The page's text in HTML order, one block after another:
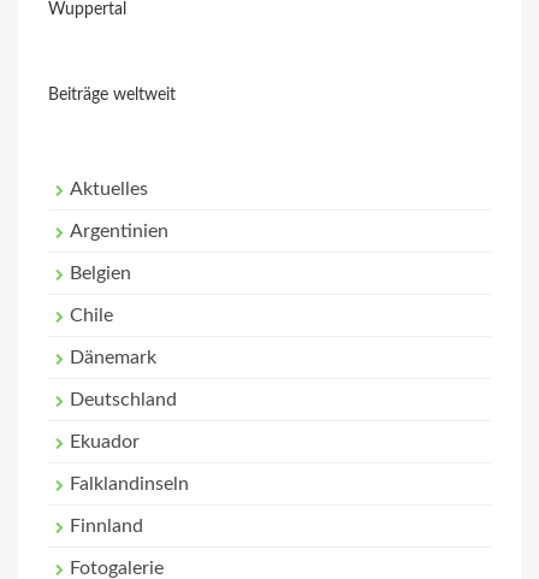
Wuppertal
Beiträge weltweit
Aktuelles
Argentinien
Belgien
Chile
Dänemark
Deutschland
Ekuador
Falklandinseln
Finnland
Fotogalerie